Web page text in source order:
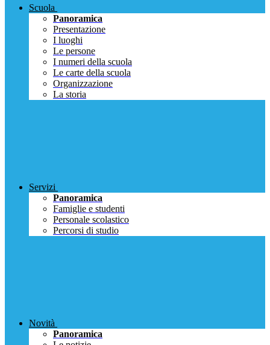
Scuola
Panoramica
Presentazione
I luoghi
Le persone
I numeri della scuola
Le carte della scuola
Organizzazione
La storia
Servizi
Panoramica
Famiglie e studenti
Personale scolastico
Percorsi di studio
Novità
Panoramica